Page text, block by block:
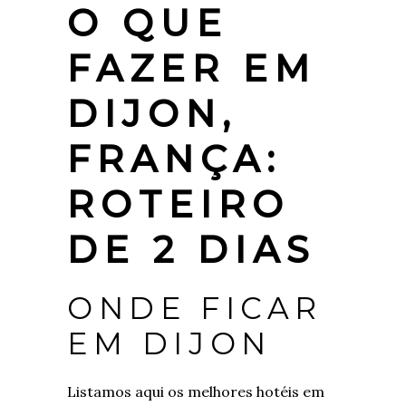
O QUE
FAZER EM
DIJON,
FRANÇA:
ROTEIRO
DE 2 DIAS
ONDE FICAR
EM DIJON
Listamos aqui os melhores hotéis em